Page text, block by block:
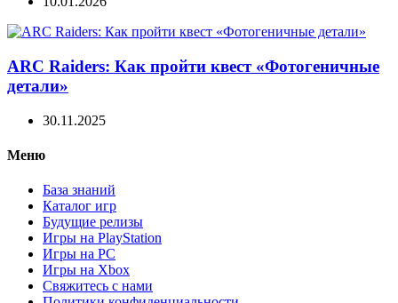
ARC Raiders: Как пройти квест «Фотогеничные
детали»
30.11.2025
Меню
База знаний
Каталог игр
Будущие релизы
Игры на PlayStation
Игры на PC
Игры на Xbox
Свяжитесь с нами